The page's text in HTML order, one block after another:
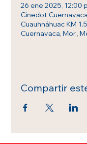
26 ene 2025, 12:00
Cinedot
Cuauhnáhuac KM
Cuernavaca, Mor.,
Compartir